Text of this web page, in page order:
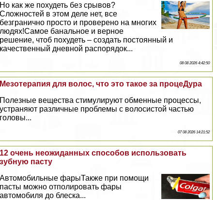
Но как же похудеть без срывов?
Сложностей в этом деле нет, все
безгранично просто и проверено на многих
людях!Самое бaнaльное и верное
решение, чтоб похудеть – создать постоянный и
качественный дневной распорядок...
08 08 2026 4:42:50
Мезотерапия для волос, что это такое за процеДypa
Полезные вещества стимулируют обменные процессы,
устраняют различные проблемы с волосистой частью
головы...
07 08 2026 14:21:52
12 очень неожиданных способов использовать
зубную пасту
Автомобильные фарыТакже при помощи
пасты можно отполировать фары
автомобиля до блеска...